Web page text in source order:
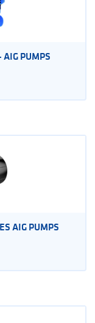
AIG PUMPS
AIG PUMPS